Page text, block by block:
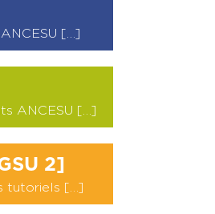
[…]
ANCESU […]
2]
tutoriels […]